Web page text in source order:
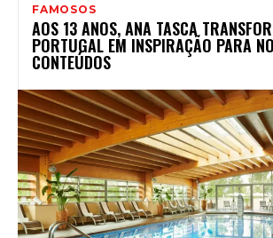
FAMOSOS
AOS 13 ANOS, ANA TASCA
PORTUGAL EM INSPIRAÇÃO PARA
CONTEÚDOS